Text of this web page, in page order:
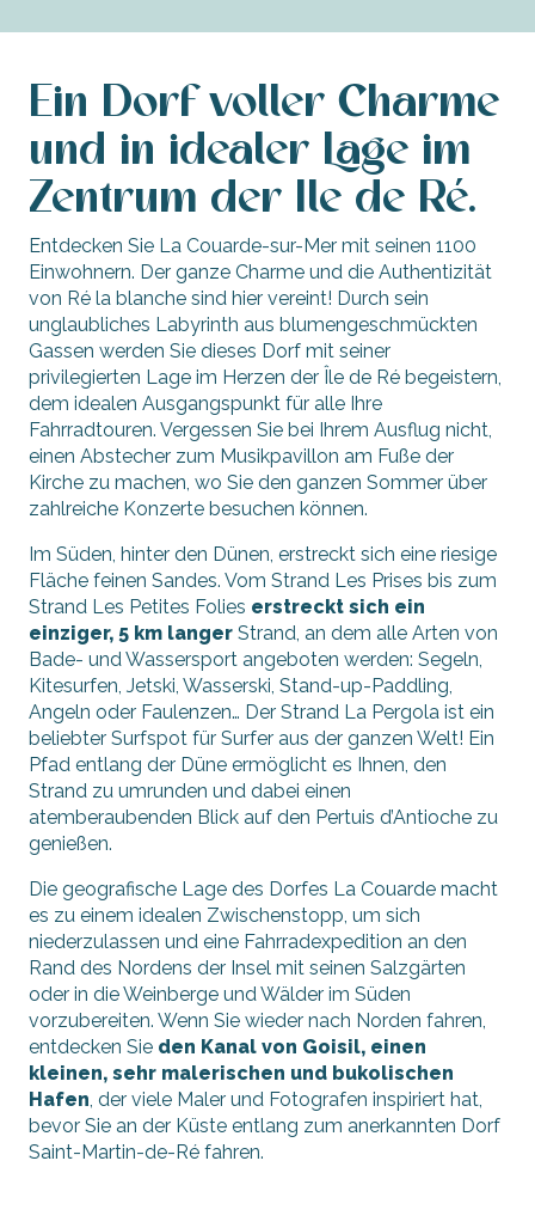
La Couarde entdecken
La Couarde und sein Kulturerbe
Praktische Infos
Ein Dorf voller Charme
und in idealer Lage im
Zentrum der Ile de Ré.
Entdecken Sie La Couarde-sur-Mer mit seinen 1100
Einwohnern. Der ganze Charme und die Authentizität
von Ré la blanche sind hier vereint! Durch sein
unglaubliches Labyrinth aus blumengeschmückten
Gassen werden Sie dieses Dorf mit seiner
privilegierten Lage im Herzen der Île de Ré begeistern,
dem idealen Ausgangspunkt für alle Ihre
Fahrradtouren. Vergessen Sie bei Ihrem Ausflug nicht,
einen Abstecher zum Musikpavillon am Fuße der
Kirche zu machen, wo Sie den ganzen Sommer über
zahlreiche Konzerte besuchen können.
Im Süden, hinter den Dünen, erstreckt sich eine riesige
Fläche feinen Sandes. Vom Strand Les Prises bis zum
Strand Les Petites Folies erstreckt sich ein
einziger, 5 km langer Strand, an dem alle Arten von
Bade- und Wassersport angeboten werden: Segeln,
Kitesurfen, Jetski, Wasserski, Stand-up-Paddling,
Angeln oder Faulenzen… Der Strand La Pergola ist ein
beliebter Surfspot für Surfer aus der ganzen Welt! Ein
Pfad entlang der Düne ermöglicht es Ihnen, den
Strand zu umrunden und dabei einen
atemberaubenden Blick auf den Pertuis d’Antioche zu
genießen.
Die geografische Lage des Dorfes La Couarde macht
es zu einem idealen Zwischenstopp, um sich
niederzulassen und eine Fahrradexpedition an den
Rand des Nordens der Insel mit seinen Salzgärten
oder in die Weinberge und Wälder im Süden
vorzubereiten. Wenn Sie wieder nach Norden fahren,
entdecken Sie den Kanal von Goisil, einen
kleinen, sehr malerischen und bukolischen
Hafen, der viele Maler und Fotografen inspiriert hat,
bevor Sie an der Küste entlang zum anerkannten Dorf
Saint-Martin-de-Ré fahren.